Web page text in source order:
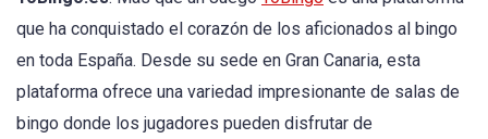
que ha conquistado el corazón de los aficionados al bingo
en toda España. Desde su sede en Gran Canaria, esta
plataforma ofrece una variedad impresionante de salas de
bingo donde los jugadores pueden disfrutar de